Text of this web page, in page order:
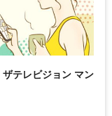
ザテレビジョン マン